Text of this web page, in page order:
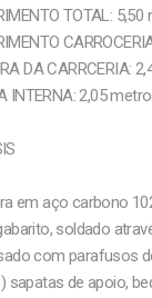
TOTAL:
DA CARRCERIA:
INTERNA: 2,05
em aço carbono
soldado
com parafusos
sapatas de apoio,